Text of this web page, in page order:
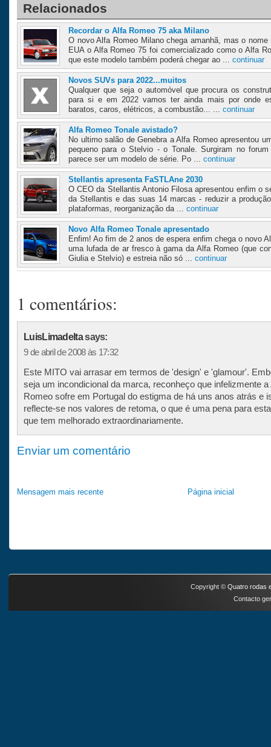
Relacionados
Recordar o Alfa Romeo 75 aka Milano
O novo Alfa Romeo Milano chega amanhã, mas o
EUA o Alfa Romeo 75 foi comercializado como o Alfa
que este modelo também poderá chegar ao ... continuar
Novos SUVs para 2022...muitos
Qualquer que seja o automóvel que procura os
para si e em 2022 vamos ter ainda mais por onde
baratos, caros, elétricos, a combustão... ... continuar
Alfa Romeo Tonale avistado?
No ultimo salão de Genebra a Alfa Romeo apresentou
pequeno para o Stelvio - o Tonale. Surgiram no
parece ser um modelo de série. Po ... continuar
Stellantis apresenta FaSTLAne 2030
O CEO da Stellantis Antonio Filosa apresentou enfim o
da Stellantis e das suas 14 marcas - reduzir a
plataformas, reorganização da ... continuar
Novo Alfa Romeo Tonale apresentado
Enfim! Ao fim de 2 anos de espera enfim chega o novo
uma lufada de ar fresco à gama da Alfa Romeo (que
Giulia e Stelvio) e estreia não só ... continuar
1 comentários:
LuisLimadeltasays:
9 de abril de 2008 às 17:32
Este MITO vai arrasar em termos de 'design' e 'glamour'.
seja um incondicional da marca, reconheço que infelizmente a
Romeo sofre em Portugal do estigma de há uns anos atrás e
reflecte-se nos valores de retoma, o que é uma pena para
que tem melhorado extraordinariamente.
Enviar um comentário
Mensagem mais recente Página inicial
Copyright © Quatro rodas
Contacto